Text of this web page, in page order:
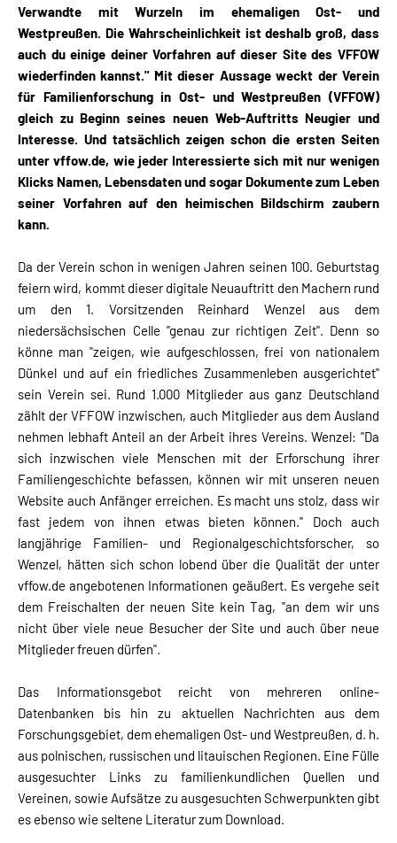
Verwandte mit Wurzeln im ehemaligen Ost- und
Westpreußen. Die Wahrscheinlichkeit ist deshalb groß, dass
auch du einige deiner Vorfahren auf dieser Sitedes VFFOW
wiederfinden kannst." Mit dieser Aussage weckt der Verein
für Familienforschung in Ost- und Westpreußen (VFFOW)
gleich zu Beginn seines neuen Web-Auftritts Neugier und
Interesse. Und tatsächlich zeigen schon die ersten Seiten
unter vffow.de, wie jeder Interessierte sich mit nur wenigen
Klicks Namen, Lebensdaten und sogar Dokumente zum Leben
seiner Vorfahren auf den heimischen Bildschirm zaubern
kann.
Da der Verein schon in wenigen Jahren seinen 100. Geburtstag
feiern wird, kommt dieser digitale Neuauftritt den Machern rund
um den 1. Vorsitzenden Reinhard Wenzel aus dem
niedersächsischen Celle "genau zur richtigen Zeit". Denn so
könne man "zeigen, wie aufgeschlossen, frei von nationalem
Dünkel und auf ein friedliches Zusammenleben ausgerichtet"
sein Verein sei. Rund 1.000 Mitglieder aus ganz Deutschland
zählt der VFFOW inzwischen, auch Mitglieder aus dem Ausland
nehmen lebhaft Anteil an der Arbeit ihres Vereins. Wenzel: "Da
sich inzwischen viele Menschen mit der Erforschung ihrer
Familiengeschichte befassen, können wir mit unseren neuen
Website auch Anfänger erreichen. Es macht uns stolz, dass wir
fast jedem von ihnen etwas bieten können." Doch auch
langjährige Familien- und Regionalgeschichtsforscher, so
Wenzel, hätten sich schon lobend über die Qualität der unter
vffow.de angebotenen Informationen geäußert. Es vergehe seit
dem Freischalten der neuen Site kein Tag, "an dem wir uns
nicht über viele neue Besucher der Site und auch über neue
Mitglieder freuen dürfen".
Das Informationsgebot reicht von mehreren online-
Datenbanken bis hin zu aktuellen Nachrichten aus dem
Forschungsgebiet, dem ehemaligen Ost- und Westpreußen, d. h.
aus polnischen, russischen und litauischen Regionen. Eine Fülle
ausgesuchter Links zu familienkundlichen Quellen und
Vereinen, sowie Aufsätze zu ausgesuchten Schwerpunkten gibt
es ebenso wie seltene Literatur zum Download.